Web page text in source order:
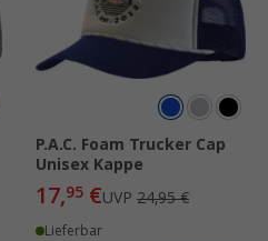
P.A.C. Foam Trucker Cap
Unisex Kappe
17,95 €UVP 24,95 €
Lieferbar